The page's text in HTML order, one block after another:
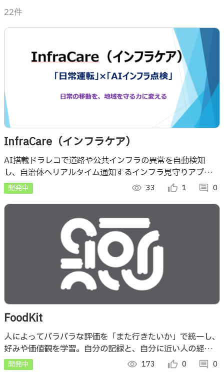
22件
InfraCare（インフラケア）
AI搭載ドラレコで道路や公共インフラの異常を自動検知
し、自治体へリアルタイム通知するインフラ見守りアプリ。
コンセプトは「日常の運転」を「地域貢献」に変えるインフ
ラ点検プラットフォーム。
開発中 visibility 33 thumb_up_alt 1 comment 0
FoodKit
人によってバラバラな評価を「また行きたいか」で統一し、
好みや価値観を学習。自分の記録と、自分に近い人の経験か
ら、自分や一緒に行く人に合う店を見つける飲食店記録・発
見アプリです。
開発中 visibility 173 thumb_up_alt 0 comment 0